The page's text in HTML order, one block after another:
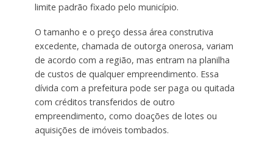
limite padrão fixado pelo município.
O tamanho e o preço dessa área construtiva
excedente, chamada de outorga onerosa, variam
de acordo com a região, mas entram na planilha
de custos de qualquer empreendimento. Essa
dívida com a prefeitura pode ser paga ou quitada
com créditos transferidos de outro
empreendimento, como doações de lotes ou
aquisições de imóveis tombados.